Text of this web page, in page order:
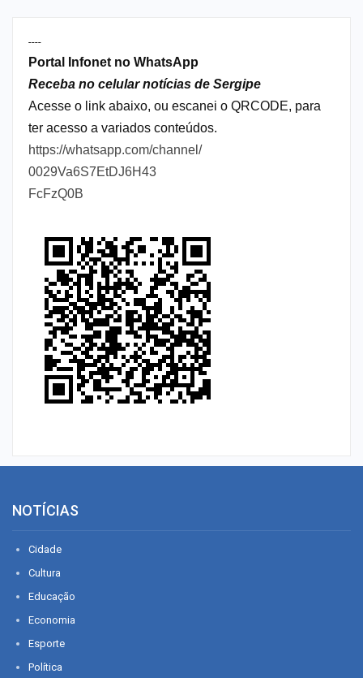
----
Portal Infonet no WhatsApp
Receba no celular notícias de Sergipe
Acesse o link abaixo, ou escanei o QRCODE, para
ter acesso a variados conteúdos.
https://whatsapp.com/channel/
0029Va6S7EtDJ6H43
FcFzQ0B
NOTÍCIAS
Cidade
Cultura
Educação
Economia
Esporte
Política